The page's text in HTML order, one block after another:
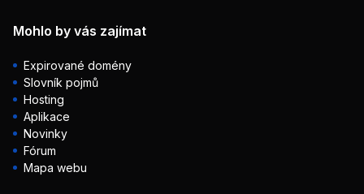
Mohlo by vás zajímat
Expirované domény
Slovník pojmů
Hosting
Aplikace
Novinky
Fórum
Mapa webu